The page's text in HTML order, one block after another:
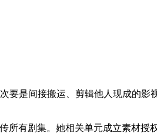
是间接搬运、剪辑他人现成的影
有剧集。她相关单元成立素材授